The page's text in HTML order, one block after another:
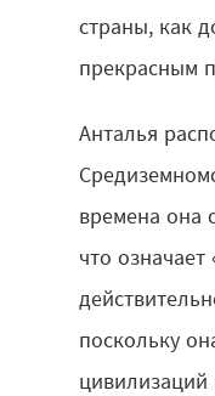
страны, как
прекрасным
Анталья
времена она
что
поскольку
цивилизаций